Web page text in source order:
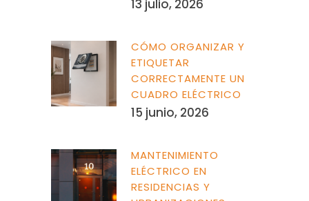
13 julio, 2026
CÓMO ORGANIZAR Y
ETIQUETAR
CORRECTAMENTE UN
CUADRO ELÉCTRICO
15 junio, 2026
MANTENIMIENTO
ELÉCTRICO EN
RESIDENCIAS Y